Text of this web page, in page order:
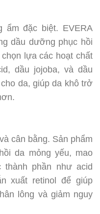
ẩm đặc biệt. EVERA
dầu dưỡng phục hồi
lựa các hoạt chất
dầu jojoba, và dầu
da, giúp da khô trở
cân bằng. Sản phẩm
da mỏng yếu, mao
thành phần như acid
xuất retinol để giúp
lông và giảm nguy